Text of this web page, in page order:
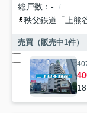
総戸数
-
秩父鉄道 「上熊
売買（販売中1件）